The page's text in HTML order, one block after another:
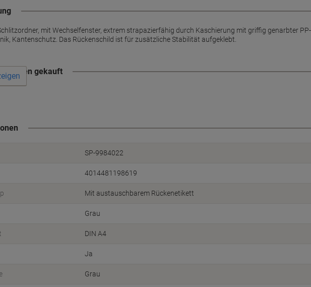
mit Wechselfenster, extrem strapazierfähig durch Kaschierung mit griffig genarbter
Kantenschutz. Das Rückenschild ist für zusätzliche Stabilität aufgeklebt.
gekauft
SP-9984022
4014481198619
Mit austauschbarem Rückenetikett
Grau
DIN A4
Ja
Grau